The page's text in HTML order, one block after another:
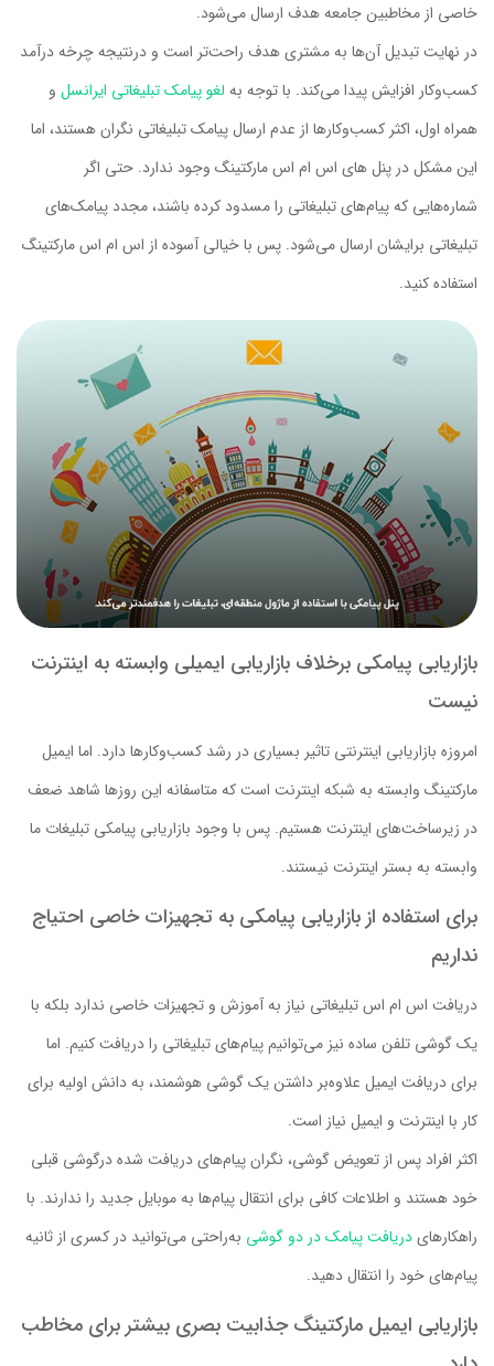
خاصی از مخاطبین جامعه هدف ارسال می‌شود.
در نهایت تبدیل آن‌ها به مشتری هدف راحت‌تر است و درنتیجه چرخه درآمد
کسب‌وکار افزایش پیدا می‌کند. با توجه به لغو پیامک تبلیغاتی ایرانسل و
همراه اول، اکثر کسب‌وکارها از عدم ارسال پیامک تبلیغاتی نگران هستند، اما
این مشکل در پنل های اس ام اس مارکتینگ وجود ندارد. حتی اگر
شماره‌هایی که پیام‌های تبلیغاتی را مسدود کرده باشند، مجدد پیامک‌های
تبلیغاتی برایشان ارسال می‌شود. پس با خیالی آسوده از اس ام اس مارکتینگ
استفاده کنید.
بازاریابی پیامکی برخلاف بازاریابی ایمیلی وابسته به اینترنت
نیست
امروزه بازاریابی اینترنتی تاثیر بسیاری در رشد کسب‌وکارها دارد. اما ایمیل
مارکتینگ وابسته به شبکه اینترنت است که متاسفانه این روزها شاهد ضعف
در زیرساخت‌های اینترنت هستیم. پس با وجود بازاریابی پیامکی تبلیغات ما
وابسته به بستر اینترنت نیستند.
برای استفاده از بازاریابی پیامکی به تجهیزات خاصی احتیاج
نداریم
دریافت اس ام اس تبلیغاتی نیاز به آموزش و تجهیزات خاصی ندارد بلکه با
یک گوشی تلفن ساده نیز می‌توانیم پیام‌های تبلیغاتی را دریافت کنیم. اما
برای دریافت ایمیل علاوه‌بر داشتن یک گوشی هوشمند، به دانش اولیه برای
کار با اینترنت و ایمیل نیاز است.
اکثر افراد پس از تعویض گوشی، نگران پیام‌های دریافت شده درگوشی قبلی
خود هستند و اطلاعات کافی برای انتقال پیام‌ها به موبایل جدید را ندارند. با
راهکارهایدریافت پیامک در دو گوشی به‌راحتی می‌توانید در کسری از ثانیه
پیام‌های خود را انتقال دهید.
بازاریابی ایمیل مارکتینگ جذابیت بصری بیشتر برای مخاطب